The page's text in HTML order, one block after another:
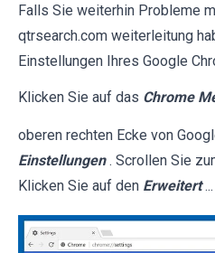
Falls Sie weiterhin Probleme
qtrsearch.com weiterleitung
Einstellungen Ihres Google
Klicken Sie auf das Chrome
oberen rechten Ecke von
Einstellungen . Scrollen Sie
Klicken Sie auf den Erweitert